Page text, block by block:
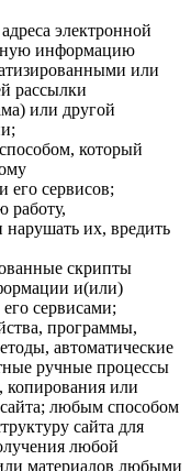
электронной
информацию
или
рассылки
или другой
который
его сервисов;
работу,
их, вредить
скрипты
и(или)
сервисами;
программы,
автоматические
ручные процессы
копирования или
любым способом
сайта для
любой
материалов любыми